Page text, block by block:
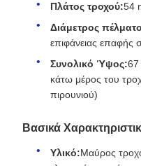
Πλάτος τροχού:54
Διάμετρος
επιφάνειας επαφής
Συνολικό Ύψος:67
κάτω μέρος του
πιρουνιού)
Βασικά
Υλικό:Μαύρος